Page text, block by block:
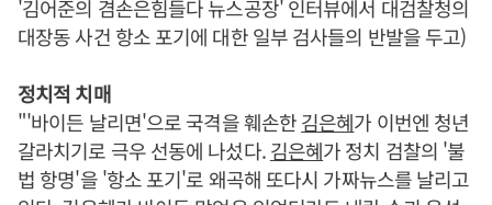
'김어준의 겸손은힘들다 뉴스공장' 인터뷰에서 대검찰청의
대장동 사건 항소 포기에 대한 일부 검사들의 반발을 두고)
정치적 치매
"'바이든 날리면'으로 국격을 훼손한김은혜가 이번엔 청년
갈라치기로 극우 선동에 나섰다.김은혜가 정치 검찰의 '불
법 항명'을 '항소 포기'로 왜곡해 또다시 가짜뉴스를 날리고